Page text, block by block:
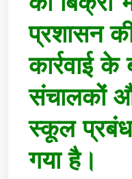
प्रशासन
कार्रवाई
संचालकों
स्कूल
गया है।